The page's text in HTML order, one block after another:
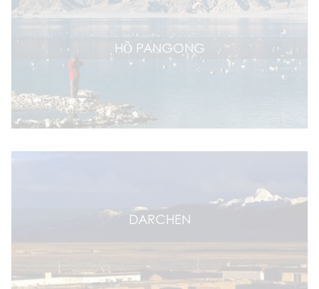
HỒ PANGONG
DARCHEN